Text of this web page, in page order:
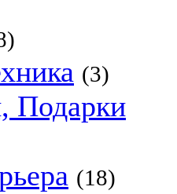
(3)
Подарки
(18)